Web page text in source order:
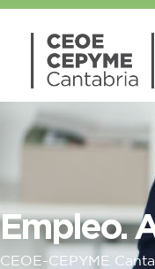
Empleo.
CEOE-CEPYME